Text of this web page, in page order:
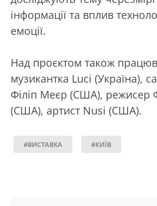
інформації та вплив
емоції.
Над проєктом також
музикантка Luci (Україна),
Філіп Меєр (США), режисер
(США), артист Nusi (США).
#ВИСТАВКА #КИЇВ